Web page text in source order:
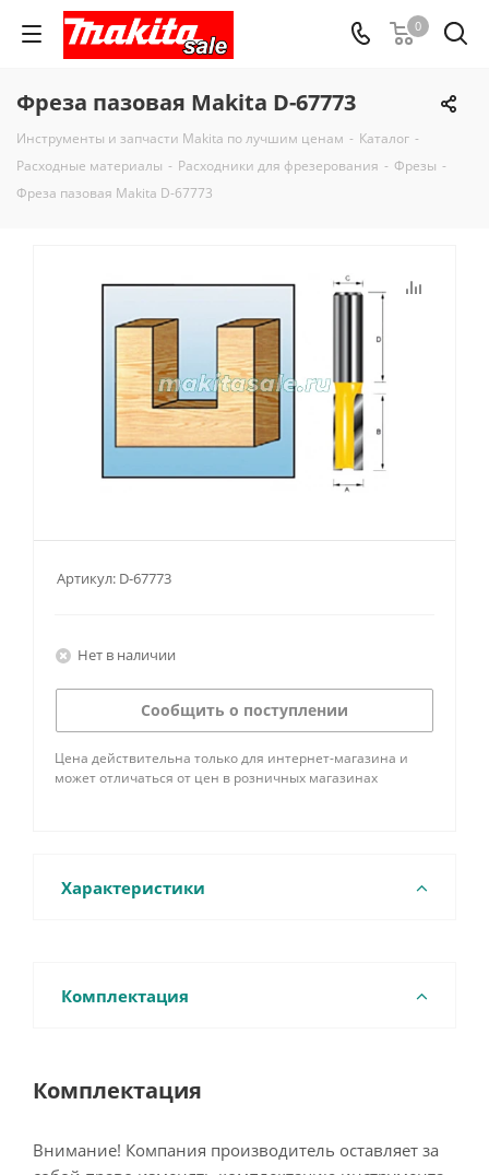
0
Фреза пазовая Makita D-67773
Инструменты и запчасти Makita по лучшим ценам - Каталог -
Расходные материалы - Расходники для фрезерования - Фрезы -
Фреза пазовая Makita D-67773
Артикул: D-67773
Нет в наличии
Сообщить о поступлении
Цена действительна только для интернет-магазина и
может отличаться от цен в розничных магазинах
Характеристики
Комплектация
Комплектация
Внимание! Компания производитель оставляет за